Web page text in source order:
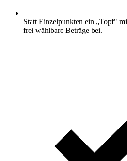
Statt Einzelpunkten ein „Topf"
frei wählbare Beträge bei.